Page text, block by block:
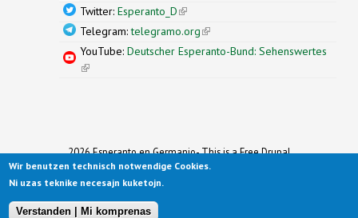
Twitter: Esperanto_D(link is external)
Telegram:telegramo.org(link is external)
YouTube: Deutscher Esperanto-Bund: Sehenswertes
(link is external)
2026 Esperanto en Germanio- This is a Free Drupal
Theme
Ported to Drupal for the Open Source Community by
Original design by
Wir benutzen technisch notwendige Cookies.
Ni uzas teknike necesajn kuketojn.
Verstanden | Mi komprenas